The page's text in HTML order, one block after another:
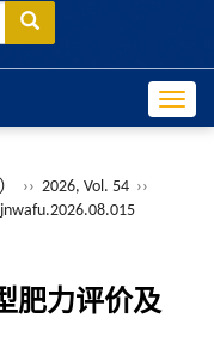
›› 2026, Vol. 54 ››
肥力评价及